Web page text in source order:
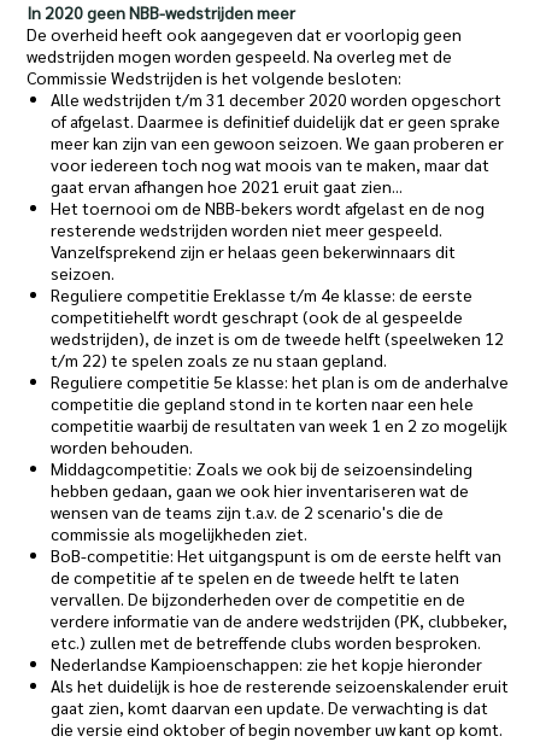
In 2020 geen NBB-wedstrijden meer
De overheid heeft ook aangegeven dat er voorlopig geen
wedstrijden mogen worden gespeeld. Na overleg met de
Commissie Wedstrijden is het volgende besloten:
Alle wedstrijden t/m 31 december 2020 worden opgeschort
of afgelast. Daarmee is definitief duidelijk dat er geen sprake
meer kan zijn van een gewoon seizoen. We gaan proberen er
voor iedereen toch nog wat moois van te maken, maar dat
gaat ervan afhangen hoe 2021 eruit gaat zien...
Het toernooi om de NBB-bekers wordt afgelast en de nog
resterende wedstrijden worden niet meer gespeeld.
Vanzelfsprekend zijn er helaas geen bekerwinnaars dit
seizoen.
Reguliere competitie Ereklasse t/m 4e klasse: de eerste
competitiehelft wordt geschrapt (ook de al gespeelde
wedstrijden), de inzet is om de tweede helft (speelweken 12
t/m 22) te spelen zoals ze nu staan gepland.
Reguliere competitie 5e klasse: het plan is om de anderhalve
competitie die gepland stond in te korten naar een hele
competitie waarbij de resultaten van week 1 en 2 zo mogelijk
worden behouden.
Middagcompetitie: Zoals we ook bij de seizoensindeling
hebben gedaan, gaan we ook hier inventariseren wat de
wensen van de teams zijn t.a.v. de 2 scenario's die de
commissie als mogelijkheden ziet.
BoB-competitie: Het uitgangspunt is om de eerste helft van
de competitie af te spelen en de tweede helft te laten
vervallen. De bijzonderheden over de competitie en de
verdere informatie van de andere wedstrijden (PK, clubbeker,
etc.) zullen met de betreffende clubs worden besproken.
Nederlandse Kampioenschappen: zie het kopje hieronder
Als het duidelijk is hoe de resterende seizoenskalender eruit
gaat zien, komt daarvan eenupdate. De verwachting is dat
die versie eind oktober of begin november uw kant op komt.